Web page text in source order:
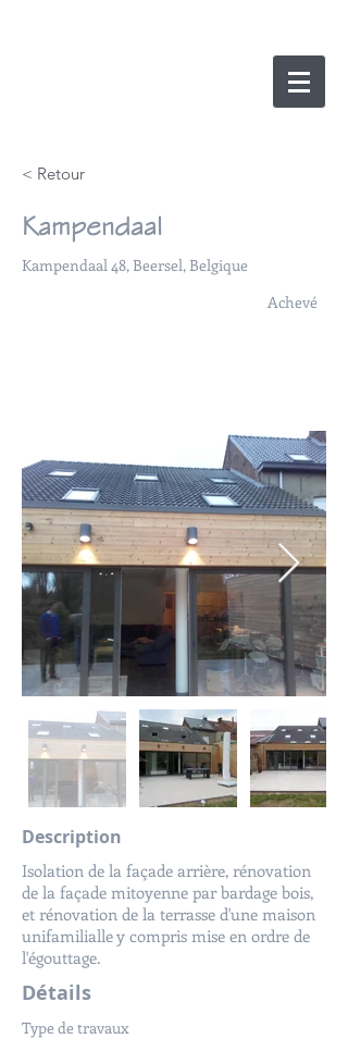
< Retour
Kampendaal
Kampendaal 48, Beersel, Belgique
Achevé
Description
Isolation de la façade arrière, rénovation
de la façade mitoyenne par bardage bois,
et rénovation de la terrasse d'une maison
unifamilialle y compris mise en ordre de
l'égouttage.
Détails
Type de travaux